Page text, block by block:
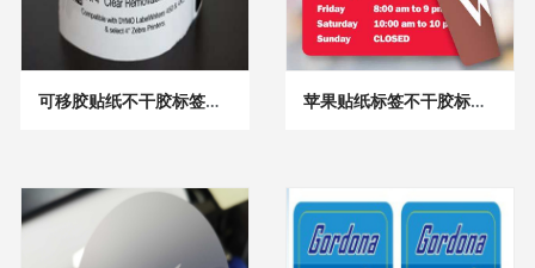
可移胶贴纸不干胶标签印刷 苹果贴纸标签不干胶标签印刷